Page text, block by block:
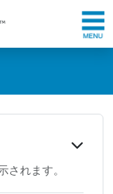
れます。